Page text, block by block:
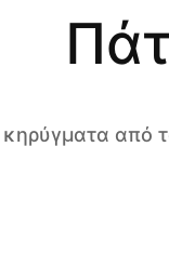
από